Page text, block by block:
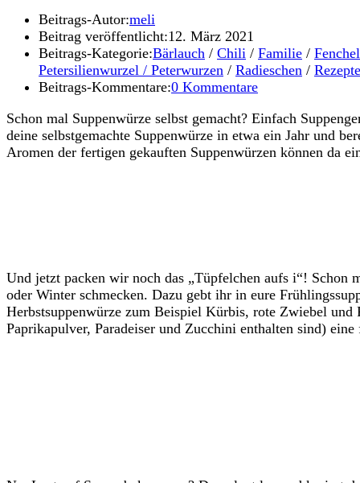
Beitrags-Autor:meli
Beitrag veröffentlicht:12. März 2021
Beitrags-Kategorie:Bärlauch / Chili / Familie / Fenchel
Petersilienwurzel / Peterwurzen / Radieschen / Rezepte
Beitrags-Kommentare:0 Kommentare
Schon mal Suppenwürze selbst gemacht? Einfach
deine selbstgemachte Suppenwürze in etwa ein Jahr und
Aromen der fertigen gekauften Suppenwürzen können da
Und jetzt packen wir noch das „Tüpfelchen aufs i“! Schon
oder Winter schmecken. Dazu gebt ihr in eure
Herbstsuppenwürze zum Beispiel Kürbis, rote Zwiebel
Paprikapulver, Paradeiser und Zucchini enthalten sind)